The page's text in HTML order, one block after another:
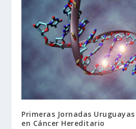
Primeras Jornadas
en Cáncer Hereditario